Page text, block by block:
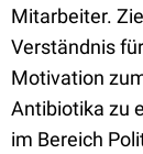
Mitarbeiter.
Verständnis
Motivation
Antibiotika zu
im Bereich